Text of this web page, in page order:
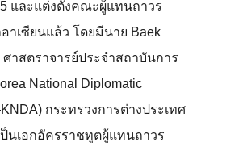
และแต่งตั้งคณะผู้แทนถาวร
าเซียนแล้ว โดยมีนาย Baek
ศาสตราจารย์ประจำสถาบันการ
National Diplomatic
กระทรวงการต่างประเทศ
นเอกอัครราชทูตผู้แทนถาวร